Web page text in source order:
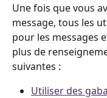
Une fois que vous
message, tous les
pour les messages
plus de
suivantes :
Utiliser des